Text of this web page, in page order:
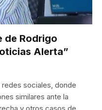
de Rodrigo
Alerta”
sociales, donde
similares ante la
y otros casos de